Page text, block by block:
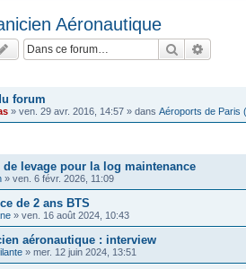
Aéronautique
Rechercher
forum
» ven. 29 avr. 2016, 14:57 » dans Aéroports de Paris
de levage pour la log maintenance
» ven. 6 févr. 2026, 11:09
de 2 ans BTS
» ven. 16 août 2024, 10:43
aéronautique : interview
» mer. 12 juin 2024, 13:51